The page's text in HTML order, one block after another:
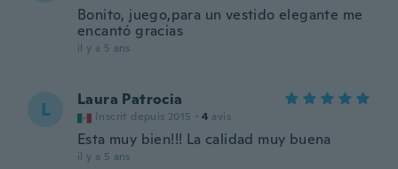
Bonito, juego,para un vestido elegante me
encantó gracias
il y a 5 ans
L Laura Patrocia
Inscrit depuis 2015 · 4 avis
Esta muy bien!!! La calidad muy buena
il y a 5 ans